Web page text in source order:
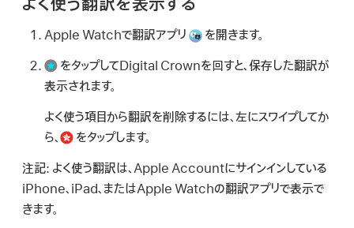
Apple Watchで翻訳アプリ
を開きます。
をタップしてDigital Crownを回すと、保存した翻訳が
表示されます。
よく使う項目から翻訳を削除するには、左にスワイプしてか
ら、
をタップします。
注記: よく使う翻訳は、Apple Accountにサインインしている
iPhone、iPad、またはApple Watchの翻訳アプリで表示で
きます。